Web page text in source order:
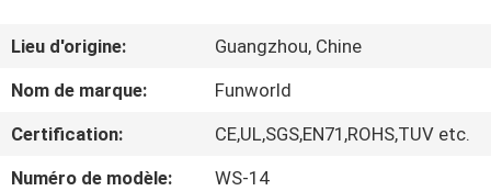
AU
SUJET
NOUS
Lieu d'origine:
Guangzhou, Chine
Nom de marque:
Funworld
Certification:
CE,UL,SGS,EN71,ROHS,TUV etc.
Numéro de modèle:
WS-14